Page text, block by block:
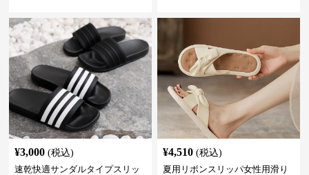
¥3,000 (税込)
速乾快適サンダルタイプスリッ
¥4,510 (税込)
夏用リボンスリッパ女性用滑り